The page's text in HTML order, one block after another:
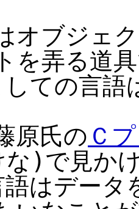
オブジェ
を弄る道
ての言語
原氏の Ｃ
)で見か
語はデー